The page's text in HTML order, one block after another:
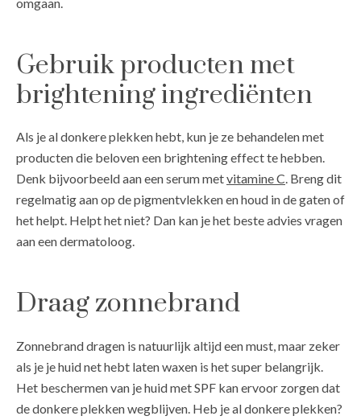
omgaan.
Gebruik producten met
brightening ingrediënten
Als je al donkere plekken hebt, kun je ze behandelen met
producten die beloven een brightening effect te hebben.
Denk bijvoorbeeld aan een serum metvitamine C. Breng dit
regelmatig aan op de pigmentvlekken en houd in de gaten of
het helpt. Helpt het niet? Dan kan je het beste advies vragen
aan een dermatoloog.
Draag zonnebrand
Zonnebrand dragen is natuurlijk altijd een must, maar zeker
als je je huid net hebt laten waxen is het super belangrijk.
Het beschermen van je huid met SPF kan ervoor zorgen dat
de donkere plekken wegblijven. Heb je al donkere plekken?